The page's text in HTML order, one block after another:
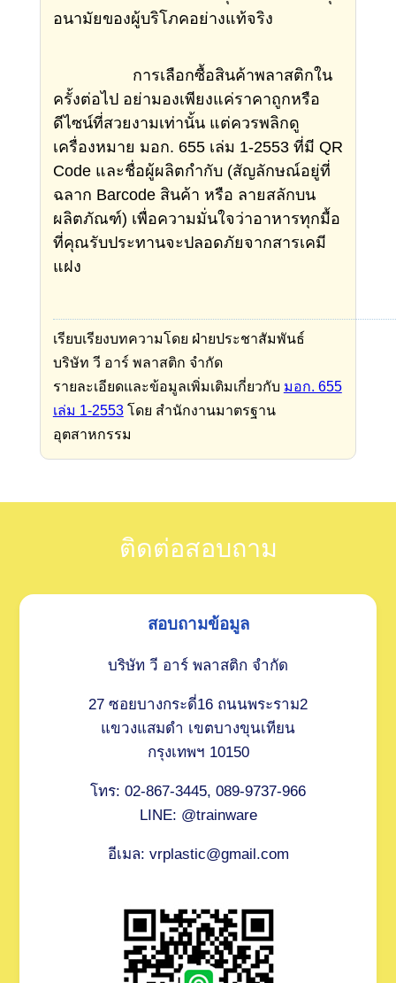
อนามัยของผู้บริโภคอย่างแท้จริง
การเลือกซื้อสินค้าพลาสติกใน
ครั้งต่อไป อย่ามองเพียงแค่ราคาถูกหรือ
ดีไซน์ที่สวยงามเท่านั้น แต่ควรพลิกดู
เครื่องหมาย มอก. 655 เล่ม 1-2553 ที่มี QR
Code และชื่อผู้ผลิตกำกับ (สัญลักษณ์อยู่ที่
ฉลาก Barcode สินค้า หรือ ลายสลักบน
ผลิตภัณฑ์) เพื่อความมั่นใจว่าอาหารทุกมื้อ
ที่คุณรับประทานจะปลอดภัยจากสารเคมี
แฝง
เรียบเรียงบทความโดย ฝ่ายประชาสัมพันธ์
บริษัท วี อาร์ พลาสติก จำกัด
รายละเอียดและข้อมูลเพิ่มเติมเกี่ยวกับ มอก. 655
เล่ม 1-2553โดย สำนักงานมาตรฐาน
อุตสาหกรรม
ติดต่อสอบถาม
สอบถามข้อมูล
บริษัท วี อาร์ พลาสติก จำกัด
27 ซอยบางกระดี่16 ถนนพระราม2
แขวงแสมดำ เขตบางขุนเทียน
กรุงเทพฯ 10150
โทร: 02-867-3445, 089-9737-966
LINE: @trainware
อีเมล: vrplastic@gmail.com